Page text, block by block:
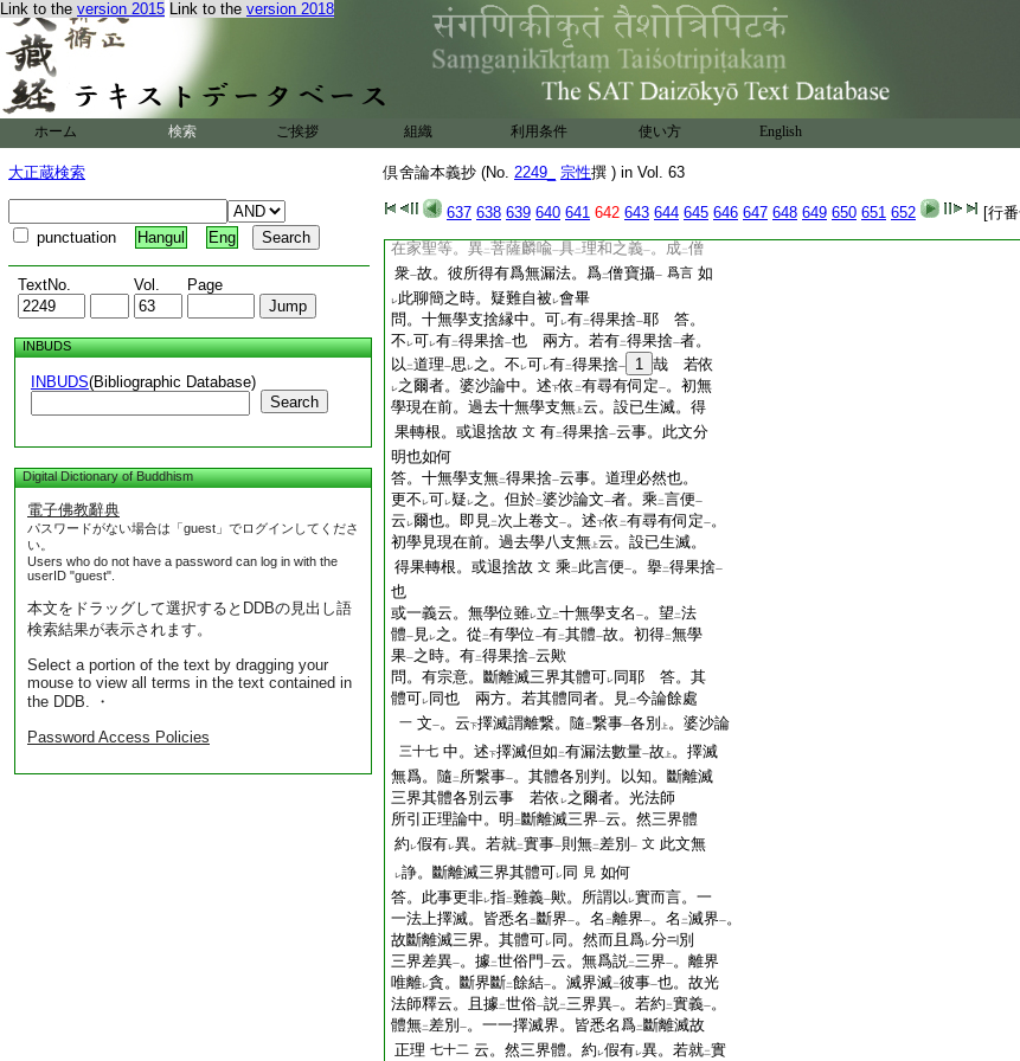
Link to the version 2015 Link to the version 2018
ホーム 検索 ご挨拶 組織 利用条件 使い方 English
大正蔵検索
punctuation Hangul Eng
TextNo. Vol. Page
INBUDS
INBUDS(Bibliographic Database)
Search
Digital Dictionary of Buddhism
電子佛教辭典
パスワードがない場合は「guest」でログインしてくださ
い。
Users who do not have a password can log in with the
userID "guest".
本文をドラッグして選択するとDDBの見出し語
検索結果が表示されます。
Select a portion of the text by dragging your
mouse to view all terms in the text contained in
the DDB. ・
Password Access Policies
倶舍論本義抄 (No. 2249_ 宗性撰 ) in Vol. 63
637 638 639 640 641 642 643 644 645 646 647 648 649 650 651 652 [行
可有理若和合者可レ 理和之義
也如何｣
答。理和者。有二 多類聖人 。彼此同證 理。名
之
也。而麟喩獨覺。獨一出世。無 三
彼此同
四諦理 故。不レ 具 理和之義 也。故見 光法
菩薩獨覺。獨一出世。不 レ成 二僧衆 一。
理和之義 成二 僧衆一。故彼所得。有爲無漏
在家聖等。不レ成二 僧衆一。何寶所 攝。答二 此問
自義
聖人據 理。故皆名 僧 文
此答意云。天中聖人。
在家聖等。異二菩薩麟喩一具二理和之義一。成二僧
衆一故。彼所得有爲無漏法。爲二僧寶攝一 爲言 如
レ此聊簡之時。疑難自被 レ會畢
問。十無學支捨縁中。可レ有二得果捨一耶 答。
不 レ可レ有二得果捨一也 兩方。若有二得果捨一者。
以 二道理一思 レ之。不 レ可レ有二得果捨一 1 哉 若依
レ之爾者。婆沙論中。述下依 二有尋有伺定一。初無
學現在前。過去十無學支無 上云。設已生滅。得
果轉根。或退捨故 文 有二得果捨一云事。此文分
明也如何
答。十無學支無二得果捨一云事。道理必然也。
更不 レ可レ疑 レ之。但於二婆沙論文一者。乘 二言便一
云 レ爾也。即見二次上卷文一。述下依 二有尋有伺定一。
初學見現在前。過去學八支無 上云。設已生滅。
得果轉根。或退捨故 文 乘 二 此言便一。擧二得果捨一
也
或一義云。無學位雖レ立 二十無學支名 一。望 二法
體一 見レ之。從 二有學位 一有二其體一故。初得二無學
果一之時。有二得果捨一云歟
問。有宗意。斷離滅三界其體可レ 同耶 答。其
體可レ 同也 兩方。若其體同者。見二今論餘處
一 文一。云下擇滅謂離繋。隨 二繋事一各別 上 。婆沙論
三十七 中。述下擇滅但如 二有漏法數量一故 上 。擇滅
無爲。隨 二 所繋事一。其體各別判。以知。斷離滅
三界其體各別云事 若依 レ之爾者。光法師
所引正理論中。明 二 斷離滅三界一云。然三界體
約 レ假有レ異。若就二實事一則無二差別 一 文 此文無
レ諍。斷離滅三界其體可レ 同 見 如何
答。此事更非レ指二難義一歟。所謂以 レ實而言。一
一法上擇滅。皆悉名 二 斷界一。名 二離界一。名 二滅界一。
故斷離滅三界。其體可レ 同。然而且爲レ分
別
三界差異一。據二世俗門 一云。無爲説二三界一。離界
唯離レ貪。斷界斷二餘結一。滅界滅二彼事一也。故光
法師釋云。且據二世俗一説二三界異一。若約 二實義一。
體無二差別 一。一一擇滅界。皆悉名爲二 斷離滅故
正理 七十二 云。然三界體。約 レ假有レ異。若就二實